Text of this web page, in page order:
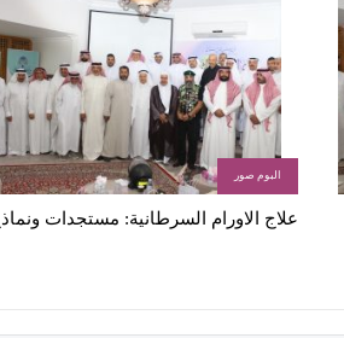
البوم صور
علاج الاورام السرطانية: مستجدات